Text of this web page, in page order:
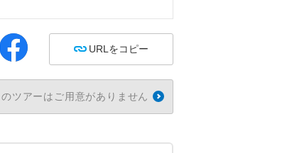
URLをコピー
のツアーはご用意がありません